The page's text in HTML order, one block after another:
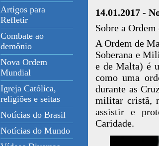
Artigos para
Refletir
Combate ao
demônio
Nova Ordem
Mundial
Igreja Católica,
religiões e seitas
Notícias do Brasil
Notícias do Mundo
14.01.2017 -
Sobre a
A Ordem de
Soberana e
e de Malta) é
como uma
durante as
militar cristã,
assistir e
Caridade.